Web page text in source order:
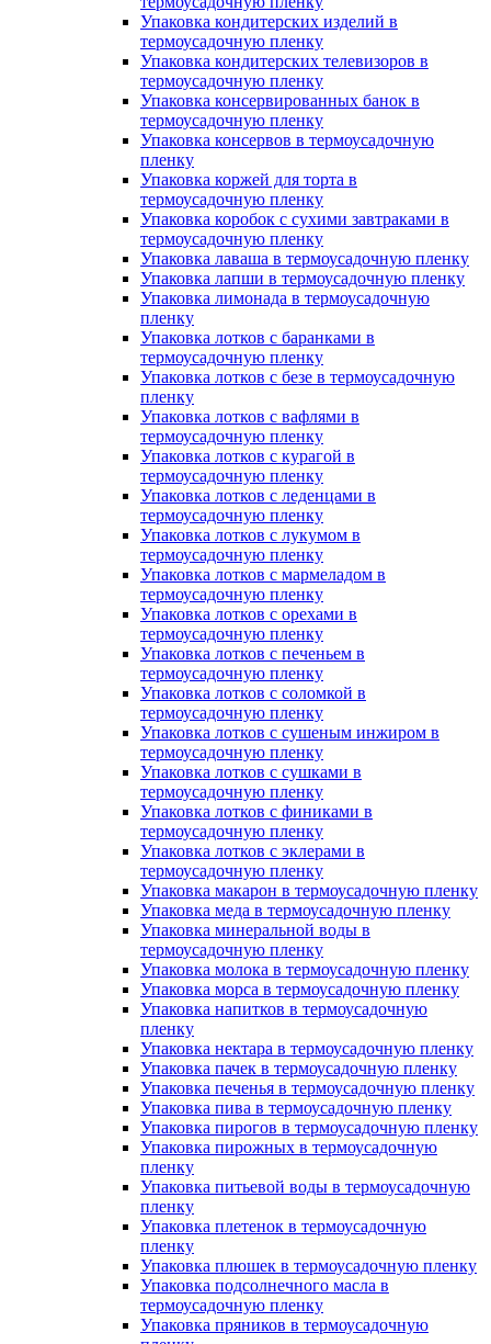
Упаковка кондитерских изделий в
термоусадочную пленку
Упаковка кондитерских телевизоров в
термоусадочную пленку
Упаковка консервированных банок в
термоусадочную пленку
Упаковка консервов в термоусадочную
пленку
Упаковка коржей для торта в
термоусадочную пленку
Упаковка коробок с сухими завтраками в
термоусадочную пленку
Упаковка лаваша в термоусадочную пленку
Упаковка лапши в термоусадочную пленку
Упаковка лимонада в термоусадочную
пленку
Упаковка лотков с баранками в
термоусадочную пленку
Упаковка лотков с безе в термоусадочную
пленку
Упаковка лотков с вафлями в
термоусадочную пленку
Упаковка лотков с курагой в
термоусадочную пленку
Упаковка лотков с леденцами в
термоусадочную пленку
Упаковка лотков с лукумом в
термоусадочную пленку
Упаковка лотков с мармеладом в
термоусадочную пленку
Упаковка лотков с орехами в
термоусадочную пленку
Упаковка лотков с печеньем в
термоусадочную пленку
Упаковка лотков с соломкой в
термоусадочную пленку
Упаковка лотков с сушеным инжиром в
термоусадочную пленку
Упаковка лотков с сушками в
термоусадочную пленку
Упаковка лотков с финиками в
термоусадочную пленку
Упаковка лотков с эклерами в
термоусадочную пленку
Упаковка макарон в термоусадочную пленку
Упаковка меда в термоусадочную пленку
Упаковка минеральной воды в
термоусадочную пленку
Упаковка молока в термоусадочную пленку
Упаковка морса в термоусадочную пленку
Упаковка напитков в термоусадочную
пленку
Упаковка нектара в термоусадочную пленку
Упаковка пачек в термоусадочную пленку
Упаковка печенья в термоусадочную пленку
Упаковка пива в термоусадочную пленку
Упаковка пирогов в термоусадочную пленку
Упаковка пирожных в термоусадочную
пленку
Упаковка питьевой воды в термоусадочную
пленку
Упаковка плетенок в термоусадочную
пленку
Упаковка плюшек в термоусадочную пленку
Упаковка подсолнечного масла в
термоусадочную пленку
Упаковка пряников в термоусадочную